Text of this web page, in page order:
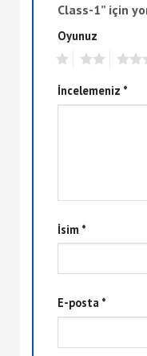
Class-1” için
Oyunuz
İncelemeniz *
İsim *
E-posta *